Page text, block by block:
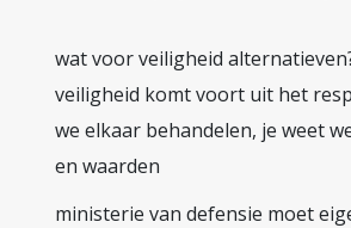
wat voor veiligheid
veiligheid komt voort uit het
we elkaar behandelen, je weet
en waarden
ministerie van defensie moet